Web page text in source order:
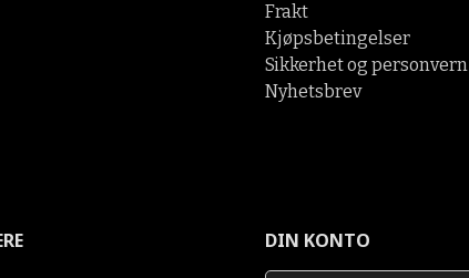
Frakt
Kjøpsbetingelser
Sikkerhet og personvern
Nyhetsbrev
DIN KONTO